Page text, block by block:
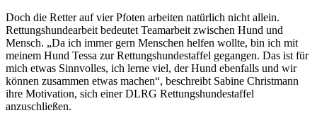
Doch die Retter auf vier Pfoten arbeiten natürlich nicht allein.
Rettungshundearbeit bedeutet Teamarbeit zwischen Hund und
Mensch. „Da ich immer gern Menschen helfen wollte, bin ich mit
meinem Hund Tessa zur Rettungshundestaffel gegangen. Das ist für
mich etwas Sinnvolles, ich lerne viel, der Hund ebenfalls und wir
können zusammen etwas machen“, beschreibt Sabine Christmann
ihre Motivation, sich einer DLRG Rettungshundestaffel
anzuschließen.